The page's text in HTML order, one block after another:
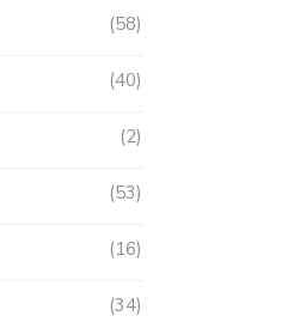
58
40
2
53
16
34